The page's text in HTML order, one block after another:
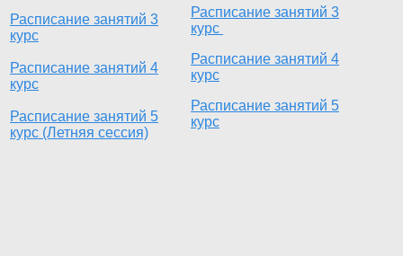
Расписание занятий 3
курс
Расписание занятий 4
курс
Расписание занятий 5
курс (Летняя сессия)
Расписание занятий 3
курс
Расписание занятий 4
курс
Расписание занятий 5
курс